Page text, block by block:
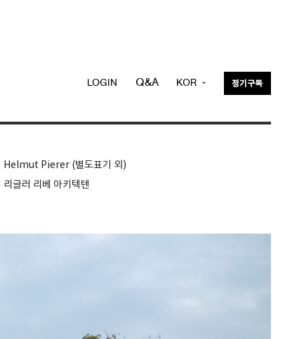
LOGIN Q&A KOR 정기구독
Helmut Pierer (별도표기 외)
리글러 리베 아키텍텐